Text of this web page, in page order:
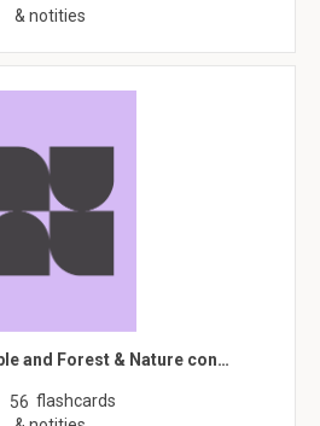
& notities
and Forest & Nature con…
56 flashcards